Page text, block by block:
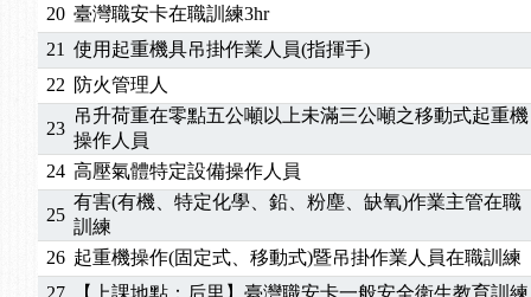
訓測驗
2025/01/15【線上課程】碳中和核心職能系列課程資訊
2026/07/15【免費研習】115年製造業危害預防職場安衛法令
2026/07/08【中心公告】因應颱風來襲，若遇停班停課消息 補
2026/05/06【產業人才投資】06/03-06/08堆高機課程，政府出
2026/04/24
2025/11/11【中心公告】颱風假11/12停班停課
2025/11/10【中心公告】因應颱風來襲，若遇停班停課消息 補
2025/10/30
2025/08/20 【進修課程】SDS格式百百種？專業講師帶您判斷
2025/08/12【中心公告】因應颱風來襲，若遇停班停課消息 補
20 臺灣職安卡在職訓練3hr
21 使用起重機具吊掛作業人員(指揮手)
22 防火管理人
23
吊升荷重在零點五公噸以上未滿三公噸之移動式起重機
操作人員
24 高壓氣體特定設備操作人員
25
有害(有機、特定化學、鉛、粉塵、缺氧)作業主管在職
訓練
26 起重機操作(固定式、移動式)暨吊掛作業人員在職訓練